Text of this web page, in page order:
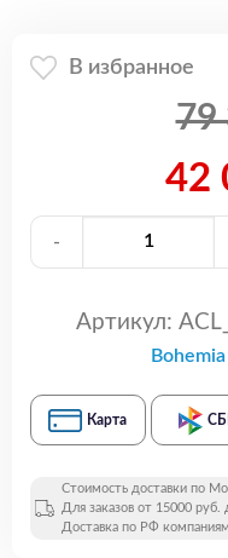
В избранное
79
42
-
Артикул:
Карта
Стоимость доставки по
Для заказов от 15000 руб.
Доставка по РФ